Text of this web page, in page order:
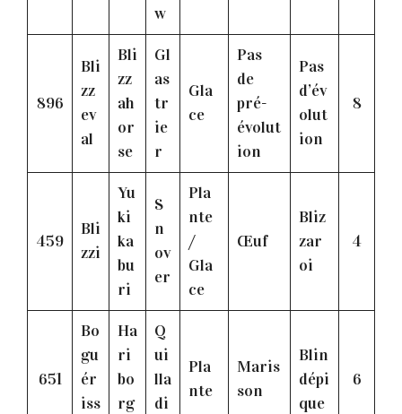
w
896
Bli
zz
ev
al
Bli
zz
ah
or
se
Gl
as
tr
ie
r
Gla
ce
Pas
de
pré-
évolut
ion
Pas
d’év
olut
ion
8
459
Bli
zzi
Yu
ki
ka
bu
ri
S
n
ov
er
Pla
nte
/
Gla
ce
Œuf
Bliz
zar
oi
4
651
Bo
gu
ér
iss
Ha
ri
bo
rg
Q
ui
lla
di
Pla
nte
Maris
son
Blin
dépi
que
6